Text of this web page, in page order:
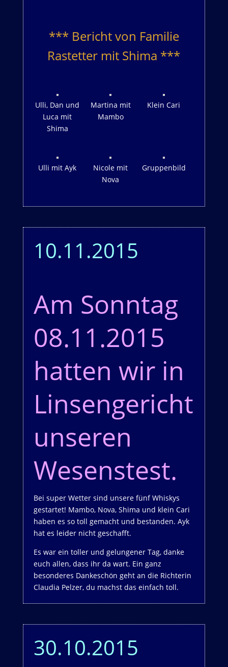
*** Bericht von Familie
Rastetter mit Shima ***
Ulli, Dan und
Luca mit
Shima
Martina mit
Mambo
Klein Cari
Ulli mit Ayk
Nicole mit
Nova
Gruppenbild
10.11.2015
Am Sonntag
08.11.2015
hatten wir in
Linsengericht
unseren
Wesenstest.
Bei super Wetter sind unsere fünf Whiskys
gestartet! Mambo, Nova, Shima und klein Cari
haben es so toll gemacht und bestanden. Ayk
hat es leider nicht geschafft.
Es war ein toller und gelungener Tag, danke
euch allen, dass ihr da wart. Ein ganz
besonderes Dankeschön geht an die Richterin
Claudia Pelzer, du machst das einfach toll.
30.10.2015